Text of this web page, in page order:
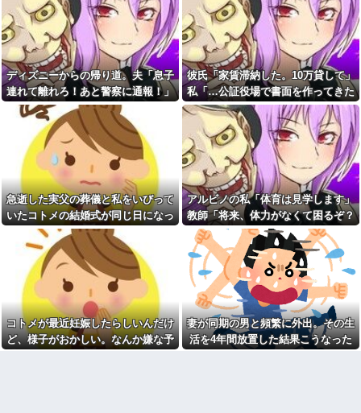
を嫌がるらしい
嫁「生ハムを手作りした
よ！」俺「それ、生肉のままじ
ゃないか！」→食べてしまった
翌日にまさかの事態が…
私「また郵便がなくなって
る…」知人「一緒に捕まえよ
う」→おとりを仕掛けたら泥奥
がまんまと引っかかり…
【後編】我が家で集まりがあ
った後に子供の新品クロックス
が消えた。犯人のママがカバン
に入れるのを見た人もいるのに
相手旦那が「証拠は？」と認め
ない…...
アタシ何歳に見える？って誘
い受け風の事言うゴミってまだ
生存してるよね～
ディズニーからの帰り道。夫
「息子連れて離れろ！あと警察
に通報！」私「助けて！」駅員
「どうしました！？」→トンデ
モナイことに…
会社に突然「嫁に手を出した
だろ」と怒りの電話が入った。
全く心当たりのない俺だった
が、事態は思わぬ展開に…
【衝撃】ジャンポケ斉藤の妻
姪「結婚しても子供は産まな
い」私「どうして？」→理由を
聞いてみると、思わず少子化の
現実を考えさせられて…
結婚するという決断って重く
ないですか？
【悲報】強者男性さん「30超
えてデートの練習とかしてる奴
なんなんだ？普通は10代の子供
がいるぞ」
【修羅場】弟を車で迎えに行
くときにファミレスの駐車場か
ら飛び出してきた男性を轢いて
しまった 轢かれた男は傷だらけ
で血まみれなのに凄い大声て喚
いて暴れまくり…
【驚愕】デキ婚した相手は出
張姫。母の興信所調査で夫婦崩
壊？！ｗｗｗｗ
【唖然】浮気バレた旦那が嫁
に勢いで吐き出した結果ｗｗｗ
ｗ
1/2義弟娘「ママのアソコには
黒い絵があるんだよ！洗っても
落ちないんだよ！」あー…だか
らいつも肌を隠してるのね。こ
んな田舎で刺青バレたら面倒な
事になっちゃうよ…→面倒な事
ディズニーからの帰り道。夫「息子
連れて離れろ！あと警察に通報！」
私「助けて！」駅員「どうしまし
た！？」→トンデモナイことに…
彼氏「家賃滞納した。10万貸して」
私「…公証役場で書面を作ってきた
ら考える」→結果・・・
急逝した実父の葬儀と私をいびって
いたコトメの結婚式が同じ日になっ
てしまった。無理にでも来いと言わ
れてしまい...
アルビノの私「体育は見学します」
教師「将来、体力がなくて困るぞ？
我慢して走れ！」→結果、膝を痛め
て・・・
コトメが最近妊娠したらしいんだけ
ど、様子がおかしい。なんか嫌な予
妻が同期の男と頻繁に外出。その生
活を4年間放置した結果こうなった